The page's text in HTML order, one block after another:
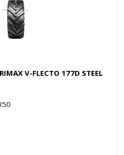
V-FLECTO 177D STEEL